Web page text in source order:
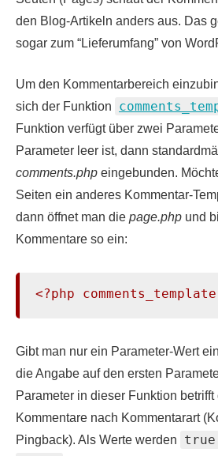
den Blog-Artikeln anders aus. Das
sogar zum “Lieferumfang” von
Um den Kommentarbereich
sich der Funktion
Funktion verfügt über zwei
Parameter leer ist, dann
comments.php eingebunden.
Seiten ein anderes Kommentar-
dann öffnet man die page.php und
Kommentare so ein:
<?php
Gibt man nur ein Parameter-Wert
die Angabe auf den ersten
Parameter in dieser Funktion
Kommentare nach Kommentarart
Pingback). Als Werte werden
true